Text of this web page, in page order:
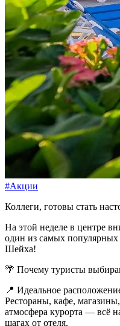
#Акции
Коллеги, готовы стать
На этой неделе в центре
один из самых
Шейха!
🌴 Почему туристы
📍 Идеальное
Рестораны, кафе,
атмосфера курорта — всё
шагах от отеля.